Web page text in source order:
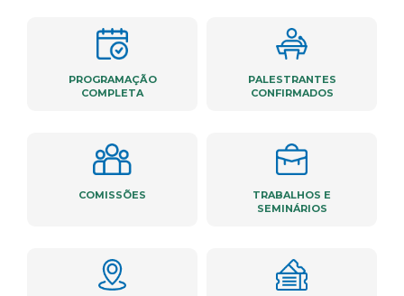
PROGRAMAÇÃO
COMPLETA
PALESTRANTES
CONFIRMADOS
COMISSÕES
TRABALHOS E
SEMINÁRIOS